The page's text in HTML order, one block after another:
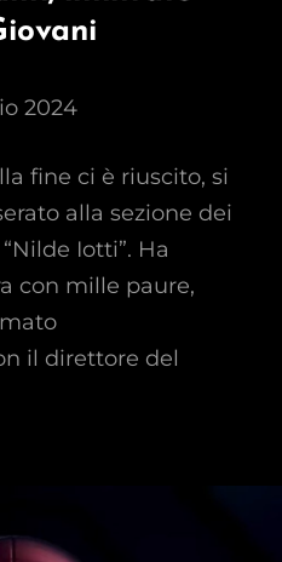
2024
fine ci è riuscito, si
alla sezione dei
Iotti”. Ha
con mille paure,
il direttore del